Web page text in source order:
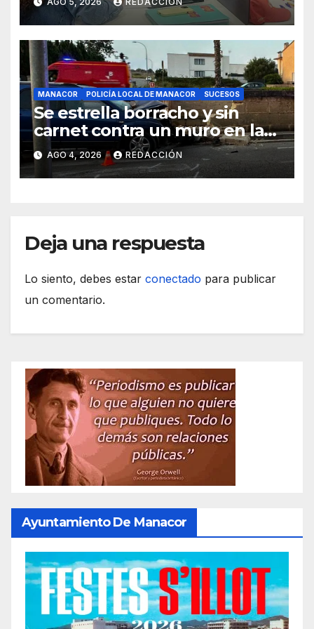
MANACOR POLICÍA LOCAL DE MANACOR SUCESOS
Se estrella borracho y sin
carnet contra un muro en la
ronda del Port de Manacor y
lo destroza
AGO 4, 2026 REDACCIÓN
Deja una respuesta
Lo siento, debes estar conectado para publicar
un comentario.
Ayuntamiento De Manacor